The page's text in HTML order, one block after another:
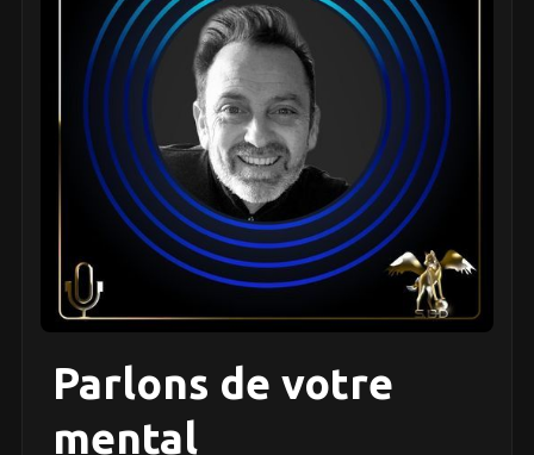
Parlons de votre
mental